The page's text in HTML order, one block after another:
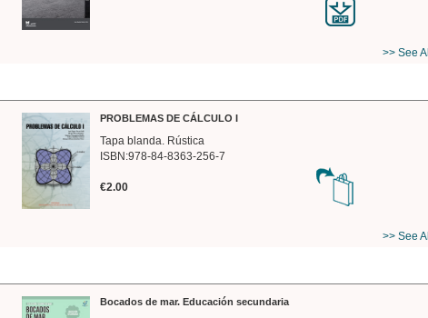
>> See All
PROBLEMAS DE CÁLCULO I
Tapa blanda. Rústica
ISBN:978-84-8363-256-7
€2.00
>> See All
Bocados de mar. Educación secundaria